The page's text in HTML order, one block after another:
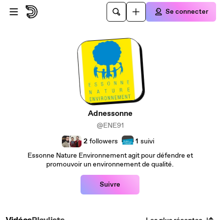
Passer au contenu principal
Se connecter
Adnessonne
@ENE91
2 followers 1 suivi
Essonne Nature Environnement agit pour défendre et
promouvoir un environnement de qualité.
Suivre